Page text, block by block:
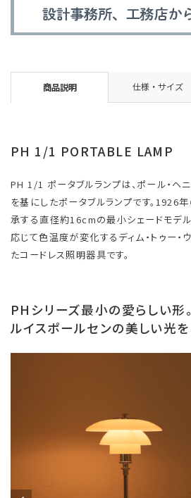
商品説明 仕様・サイズ
PH 1/1 PORTABLE LAMP
PH 1/1 ポータブルランプは、ポール・ヘ
を基にしたポータブルランプです。1926
承する直径約16cmの最小シェードモデ
応じて色温度が変化するディム・トゥー・
たコードレス照明器具です。
PHシリーズ最小の愛らしい形。
ルイスポールセンの美しい光を